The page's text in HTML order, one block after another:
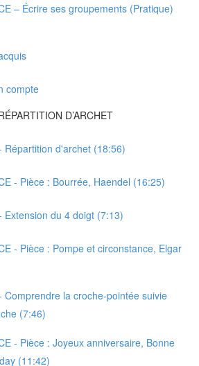
– Écrire ses groupements (Pratique)
compte
D’ARCHET
Répartition d'archet (18:56)
- Pièce : Bourrée, Haendel (16:25)
Extension du 4 doigt (7:13)
- Pièce : Pompe et circonstance, Elgar
Comprendre la croche-pointée suivie
(7:46)
- Pièce : Joyeux anniversaire, Bonne
(11:42)